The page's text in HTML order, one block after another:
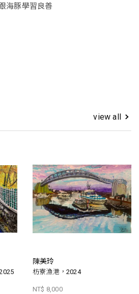
海豚學習良善
view all
陳美玲
枋寮漁港，2024
NT$ 8,000